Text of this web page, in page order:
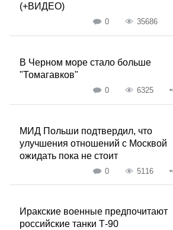
(+ВИДЕО)
0 35686
В Черном море стало больше
"Томагавков"
0 6325
МИД Польши подтвердил, что
улучшения отношений с Москвой
ожидать пока не стоит
0 5116
Иракские военные предпочитают
российские танки Т-90